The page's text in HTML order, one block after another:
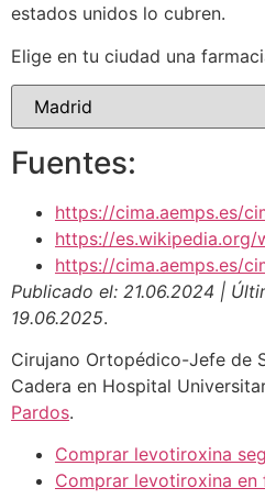
estados unidos lo cubren.
Elige en tu ciudad una
Fuentes:
https://cima.aemps.es/
https://es.wikipedia.org/
https://cima.aemps.es/
Publicado el: 21.06.2024 |
19.06.2025.
Cirujano Ortopédico-Jefe de
Cadera en Hospital
Pardos.
Comprar levotiroxina​
Comprar levotiroxina​ en